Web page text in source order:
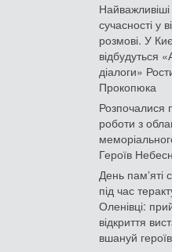
сучасності у
розмові. У
відбудуться
діалоги»
Прокопюка
Розпочалися
роботи з
Героїв
День памʼяті
під час
Оленівці:
відкриття
вшануй героїв